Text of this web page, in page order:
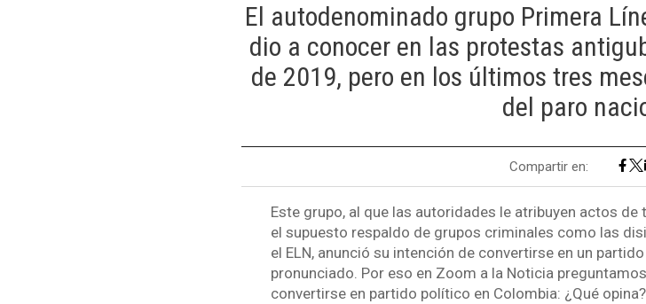
El autodenominado grupo Primera
dio a conocer en las protestas
de 2019, pero en los últimos tres
del paro
Compartir en:
Este grupo, al que las autoridades le atribuyen actos
el supuesto respaldo de grupos criminales como las
el ELN, anunció su intención de convertirse en un
pronunciado. Por eso en Zoom a la Noticia
convertirse en partido político en Colombia: ¿Qué